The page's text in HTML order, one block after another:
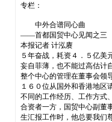
专栏：
中外合谱同心曲
——首都国贸中心见闻之三
本报记者 计泓赓
５年奋战，耗资４．５亿美
妄自菲薄，也不能过高估计
整个中心的管理在董事会领
１６０位从国外和香港地区
不同的工作经历、工作方式
合资者一方，国贸中心副董
生汇报工作时，他总要我们